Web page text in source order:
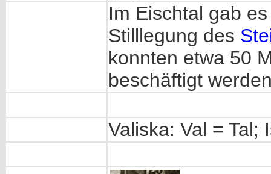
Im Eischtal gab
Stilllegung des
konnten etwa 50
beschäftigt
Valiska: Val = Tal;